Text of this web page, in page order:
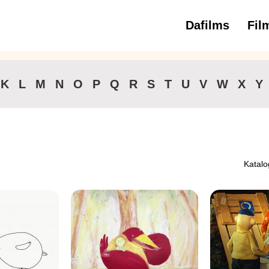
Dafilms 3
K L M N O P Q R S T U V W X Y